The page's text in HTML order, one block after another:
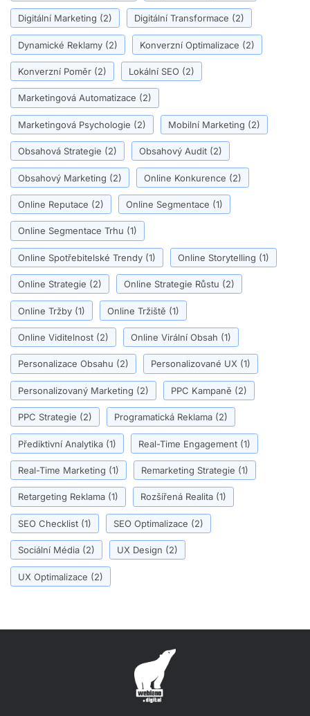
Digitální Marketing (2) Digitální Transformace (2)
Dynamické Reklamy (2) Konverzní Optimalizace (2)
Konverzní Poměr (2) Lokální SEO (2)
Marketingová Automatizace (2)
Marketingová Psychologie (2) Mobilní Marketing (2)
Obsahová Strategie (2) Obsahový Audit (2)
Obsahový Marketing (2) Online Konkurence (2)
Online Reputace (2) Online Segmentace (1)
Online Segmentace Trhu (1)
Online Spotřebitelské Trendy (1) Online Storytelling (1)
Online Strategie (2) Online Strategie Růstu (2)
Online Tržby (1) Online Tržiště (1)
Online Viditelnost (2) Online Virální Obsah (1)
Personalizace Obsahu (2) Personalizované UX (1)
Personalizovaný Marketing (2) PPC Kampaně (2)
PPC Strategie (2) Programatická Reklama (2)
Přediktivní Analytika (1) Real-Time Engagement (1)
Real-Time Marketing (1) Remarketing Strategie (1)
Retargeting Reklama (1) Rozšířená Realita (1)
SEO Checklist (1) SEO Optimalizace (2)
Sociální Média (2) UX Design (2)
UX Optimalizace (2)